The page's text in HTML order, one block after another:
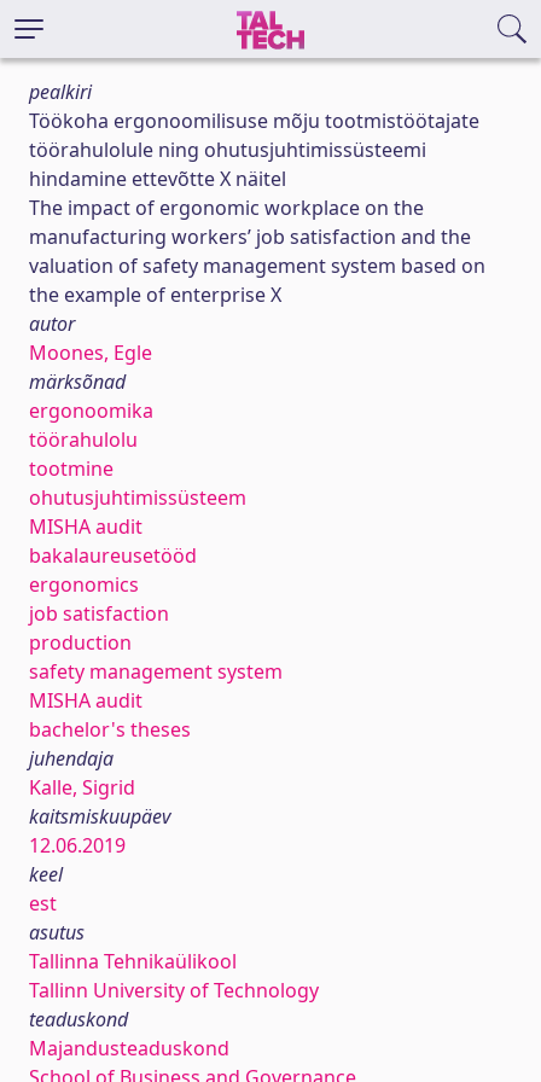
pealkiri
Töökoha ergonoomilisuse mõju tootmistöötajate
töörahulolule ning ohutusjuhtimissüsteemi
hindamine ettevõtte X näitel
The impact of ergonomic workplace on the
manufacturing workers’ job satisfaction and the
valuation of safety management system based on
the example of enterprise X
autor
Moones, Egle
märksõnad
ergonoomika
töörahulolu
tootmine
ohutusjuhtimissüsteem
MISHA audit
bakalaureusetööd
ergonomics
job satisfaction
production
safety management system
MISHA audit
bachelor's theses
juhendaja
Kalle, Sigrid
kaitsmiskuupäev
12.06.2019
keel
est
asutus
Tallinna Tehnikaülikool
Tallinn University of Technology
teaduskond
Majandusteaduskond